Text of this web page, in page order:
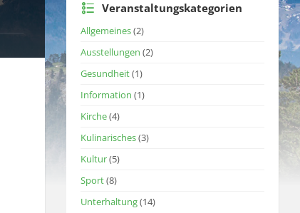
Veranstaltungskategorien
Allgemeines(2)
Ausstellungen (2)
Gesundheit(1)
Information (1)
Kirche(4)
Kulinarisches(3)
Kultur(5)
Sport(8)
Unterhaltung(14)